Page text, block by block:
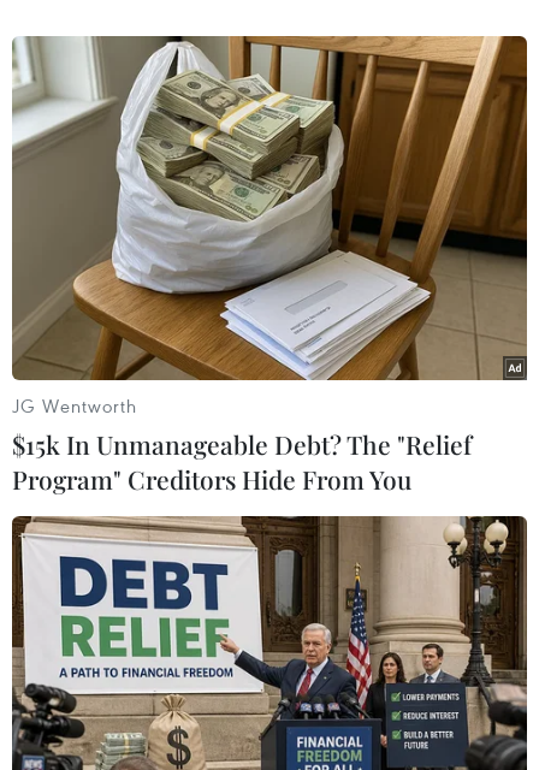
tôi đã được thông báo về một lỗi kỹ thuật liên
quan đến bản đồ được sử dụng trong các công
cụ chọn mục tiêu quảng cáo của Facebook tại
Việt Nam. Vấn đề này hiện đã được khắc phục.
Chúng tôi rất xin lỗi vì bất kỳ sự nhầm lẫn nào
đã gây ra”./.
(Vnews/Vietnam+)
#Facebook #Quần đảo Trường Sa
#Hoàng Sa
#Bộ Thông tin và Truyền thông
#Bản đồ số
JG Wentworth
$15k In Unmanageable Debt? The "Relief
Program" Creditors Hide From You